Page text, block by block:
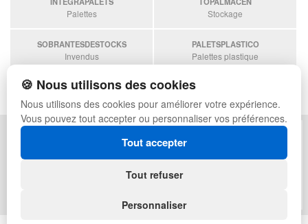
Palettes Stockage
SOBRANTESDESTOCKS
Invendus
PALETSPLASTICO
Palettes plastique
ESTANTERIASKIT
Estanterias
POLITIQUE DE CONFIDENTIALITÉ
PLAN DU SITE
🍪 Nous utilisons des cookies
Nous utilisons des cookies pour améliorer votre expérience.
Vous pouvez tout accepter ou personnaliser vos préférences.
Tout accepter
Tout refuser
Personnaliser